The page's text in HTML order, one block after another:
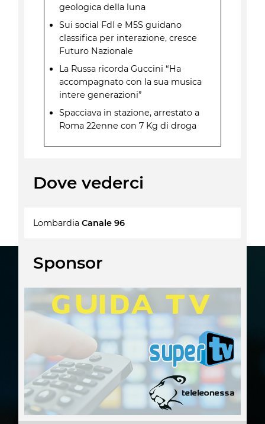
geologica della luna
Sui social FdI e M5S guidano
classifica per interazione, cresce
Futuro Nazionale
La Russa ricorda Guccini “Ha
accompagnato con la sua musica
intere generazioni”
Spacciava in stazione, arrestato a
Roma 22enne con 7 Kg di droga
Dove vederci
LombardiaCanale 96
Sponsor